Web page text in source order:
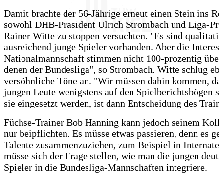
Damit brachte der 56-Jährige erneut einen Stein ins
sowohl DHB-Präsident Ulrich Strombach und Liga-
Rainer Witte zu stoppen versuchten. "Es sind
ausreichend junge Spieler vorhanden. Aber die
Nationalmannschaft stimmen nicht 100-prozentig
denen der Bundesliga", so Strombach. Witte schlug
versöhnliche Töne an. "Wir müssen dahin kommen,
jungen Leute wenigstens auf den Spielberichtsbögen
sie eingesetzt werden, ist dann Entscheidung des
Füchse-Trainer Bob Hanning kann jedoch seinem
nur beipflichten. Es müsse etwas passieren, denn es
Talente zusammenzuziehen, zum Beispiel in
müsse sich der Frage stellen, wie man die jungen
Spieler in die Bundesliga-Mannschaften integriere.